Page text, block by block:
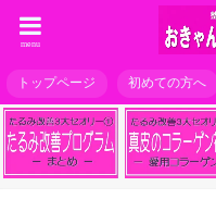
menu
トップページ 初めての方へ